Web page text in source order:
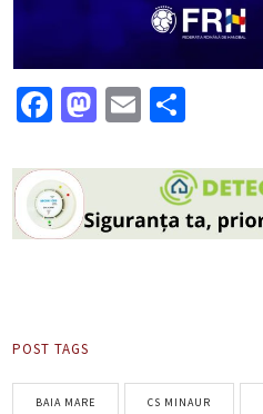
Facebook
Mastodon
Email
POST TAGS
BAIA MARE CS MINAUR